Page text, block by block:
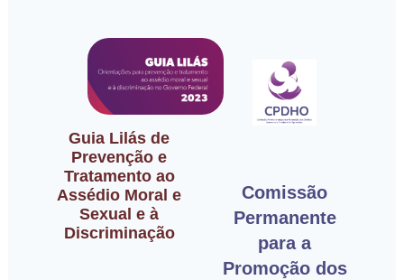
Guia Lilás de
Prevenção e
Tratamento ao
Assédio Moral e
Sexual e à
Discriminação
Comissão
Permanente
para a
Promoção dos